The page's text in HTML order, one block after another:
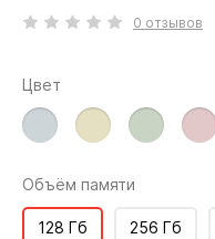
0 отзывов
Цвет
Объём памяти
128 Гб 256 Гб